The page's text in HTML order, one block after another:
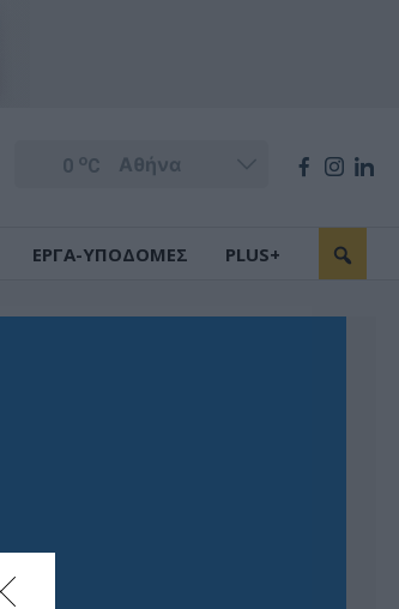
0 oC
ΕΡΓΑ-ΥΠΟΔΟΜΕΣ PLUS+